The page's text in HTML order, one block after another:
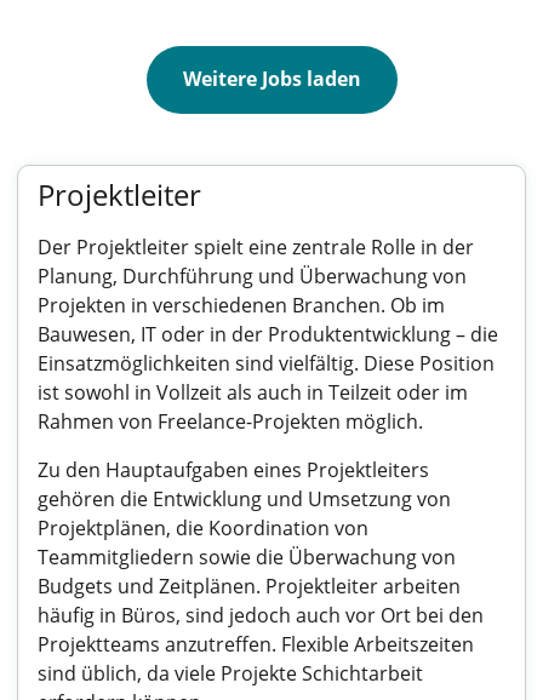
Weitere Jobs laden
Projektleiter
Der Projektleiter spielt eine zentrale Rolle in der
Planung, Durchführung und Überwachung von
Projekten in verschiedenen Branchen. Ob im
Bauwesen, IT oder in der Produktentwicklung – die
Einsatzmöglichkeiten sind vielfältig. Diese Position
ist sowohl in Vollzeit als auch in Teilzeit oder im
Rahmen von Freelance-Projekten möglich.
Zu den Hauptaufgaben eines Projektleiters
gehören die Entwicklung und Umsetzung von
Projektplänen, die Koordination von
Teammitgliedern sowie die Überwachung von
Budgets und Zeitplänen. Projektleiter arbeiten
häufig in Büros, sind jedoch auch vor Ort bei den
Projektteams anzutreffen. Flexible Arbeitszeiten
sind üblich, da viele Projekte Schichtarbeit